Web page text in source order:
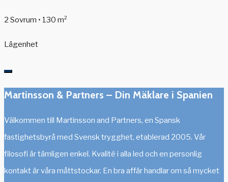
2 Sovrum • 130 m²
Lägenhet
Martinsson & Partners – Din Mäklare i Spanien
Välkommen till Martinsson and Partners, en Spansk
fastighetsbyrå med Svensk trygghet, etablerad 2005. Vår
filosofi är tämligen enkel. Kvalité i alla led och en personlig
kontakt är våra måttstockar. En bra affär handlar om så mycket